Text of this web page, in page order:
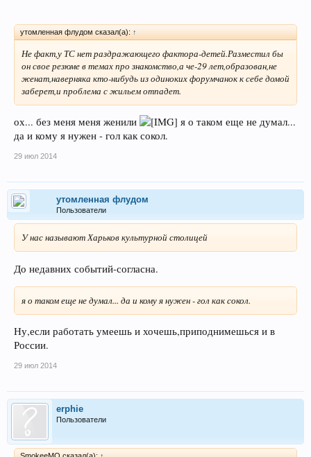
утомленная флудом сказал(а): ↑
Не факт,у ТС нет раздражающего фактора-детей.Разместил бы
он свое резюме в темах про знакомство,а че-29 лет,образован,не
женат,наверняка кто-нибудь из одиноких форумчанок к себе домой
заберет,и проблема с жильем отпадет.
ох... без меня меня женили
я о таком еще не думал...
да и кому я нужен - гол как сокол.
29 июл 2014
утомленная флудом
Пользователи
У нас называют Харьков культурной столицей
До недавних событий-согласна.
я о таком еще не думал... да и кому я нужен - гол как сокол.
Ну,если работать умеешь и хочешь,приподнимешься и в
России.
29 июл 2014
erphie
Пользователи